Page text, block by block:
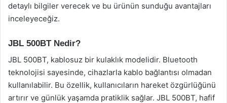
detaylı bilgiler verecek ve bu ürünün sunduğu avantajları
inceleyeceğiz.
JBL 500BT Nedir?
JBL 500BT, kablosuz bir kulaklık modelidir. Bluetooth
teknolojisi sayesinde, cihazlarla kablo bağlantısı olmadan
kullanılabilir. Bu özellik, kullanıcıların hareket özgürlüğünü
artırır ve günlük yaşamda pratiklik sağlar. JBL 500BT, hafif